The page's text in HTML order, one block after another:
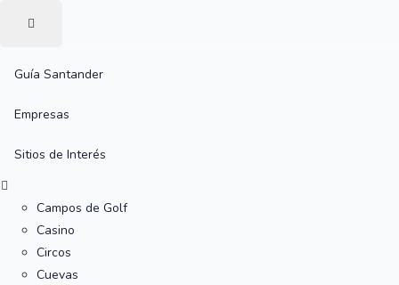
Guía Santander
Empresas
Sitios de Interés
Campos de Golf
Casino
Circos
Cuevas